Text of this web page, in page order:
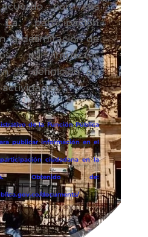
con sus
La participación
la delimitación de
e impactos
la definición de
de la Función Pública
publicar información en el
ciudadana en la
Obtenido de:
documents/